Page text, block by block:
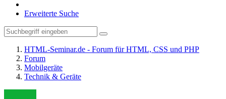
Erweiterte Suche
HTML-Seminar.de - Forum für HTML, CSS und PHP
Forum
Mobilgeräte
Technik & Geräte